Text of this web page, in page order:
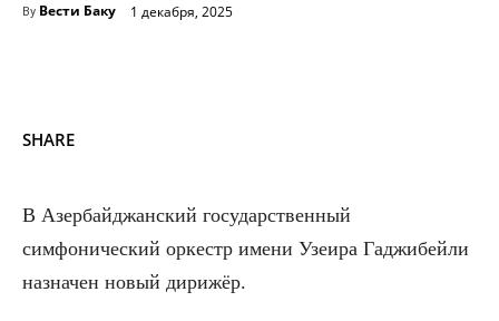
By Вести Баку 1 декабря, 2025
SHARE
В Азербайджанский государственный
симфонический оркестр имени Узеира Гаджибейли
назначен новый дирижёр.